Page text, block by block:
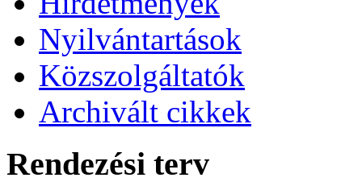
Nyilvántartások
Közszolgáltatók
Archivált cikkek
Rendezési terv